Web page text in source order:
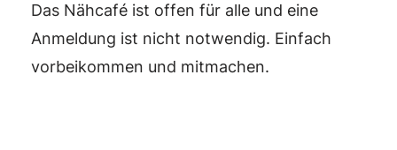
Das Nähcafé ist offen für alle und eine
Anmeldung ist nicht notwendig. Einfach
vorbeikommen und mitmachen.